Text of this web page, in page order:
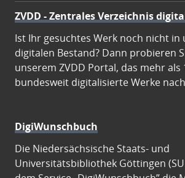
ZVDD - Zentrales Verzeichnis
Ist Ihr gesuchtes Werk noch nicht in
digitalen Bestand? Dann probieren
unserem ZVDD Portal, das mehr als
bundesweit digitalisierte Werke
DigiWunschbuch
Die Niedersächsische Staats- und
Universitätsbibliothek Göttingen